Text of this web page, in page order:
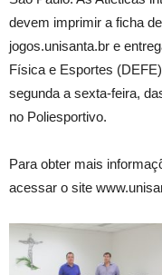
devem imprimir a ficha
jogos.unisanta.br e
Física e Esportes
segunda a sexta-feira,
no Poliesportivo.
Para obter mais
acessar o site